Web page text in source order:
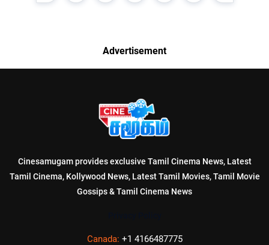
Advertisement
Cinesamugam provides exclusive Tamil Cinema News, Latest
Tamil Cinema, Kollywood News, Latest Tamil Movies, Tamil Movie
Gossips & Tamil Cinema News
Canada: +1 4166487775